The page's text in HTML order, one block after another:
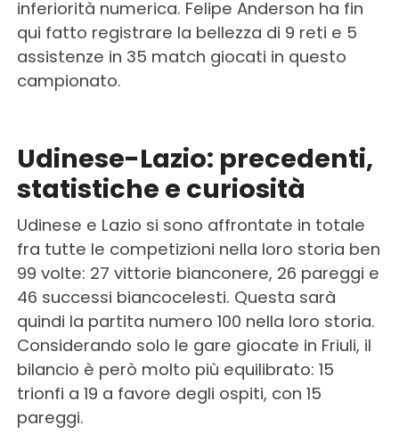
inferiorità numerica. Felipe Anderson ha fin
qui fatto registrare la bellezza di 9 reti e 5
assistenze in 35 match giocati in questo
campionato.
Udinese-Lazio: precedenti,
statistiche e curiosità
Udinese e Lazio si sono affrontate in totale
fra tutte le competizioni nella loro storia ben
99 volte: 27 vittorie bianconere, 26 pareggi e
46 successi biancocelesti. Questa sarà
quindi la partita numero 100 nella loro storia.
Considerando solo le gare giocate in Friuli, il
bilancio è però molto più equilibrato: 15
trionfi a 19 a favore degli ospiti, con 15
pareggi.